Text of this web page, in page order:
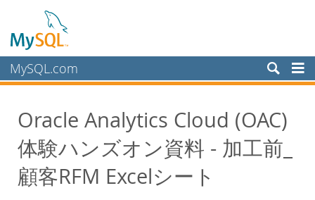
MySQL.com
服务
合作伙伴
客户
Oracle Analytics Cloud (OAC)
体験ハンズオン資料 - 加工前_
顧客RFM Excelシート